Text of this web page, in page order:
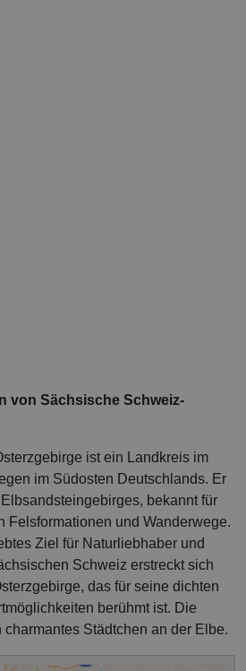
von Sächsische Schweiz-
ist ein Landkreis im
im Südosten Deutschlands. Er
bekannt für
Felsformationen und Wanderwege.
Ziel für Naturliebhaber und
Schweiz erstreckt sich
das für seine dichten
berühmt ist. Die
charmantes Städtchen an der Elbe.